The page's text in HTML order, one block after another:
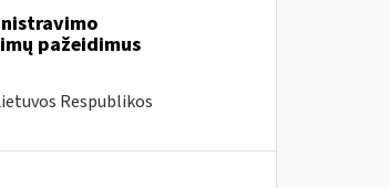
pažeidimus
Respublikos